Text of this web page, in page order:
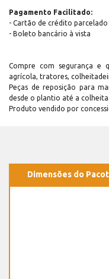
Pagamento Facilitado:
- Cartão de crédito parcelado
- Boleto bancário à vista
Compre com segurança e
agrícola, tratores,
Peças de reposição para
desde o plantio até a colheita.
Produto vendido por
Dimensões do